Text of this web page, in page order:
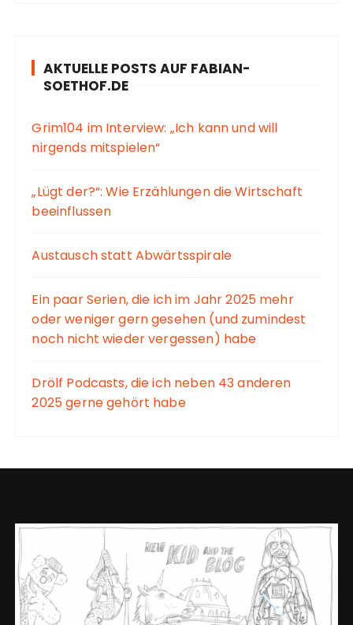
AKTUELLE POSTS AUF FABIAN-
SOETHOF.DE
Grim104 im Interview: „Ich kann und will
nirgends mitspielen“
„Lügt der?“: Wie Erzählungen die Wirtschaft
beeinflussen
Austausch statt Abwärtsspirale
Ein paar Serien, die ich im Jahr 2025 mehr
oder weniger gern gesehen (und zumindest
noch nicht wieder vergessen) habe
Drölf Podcasts, die ich neben 43 anderen
2025 gerne gehört habe